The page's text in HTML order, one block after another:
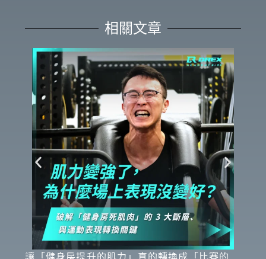
相關文章